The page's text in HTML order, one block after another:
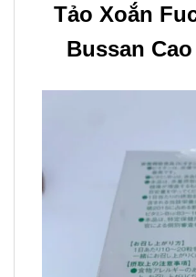
Tảo Xoắn
Bussan